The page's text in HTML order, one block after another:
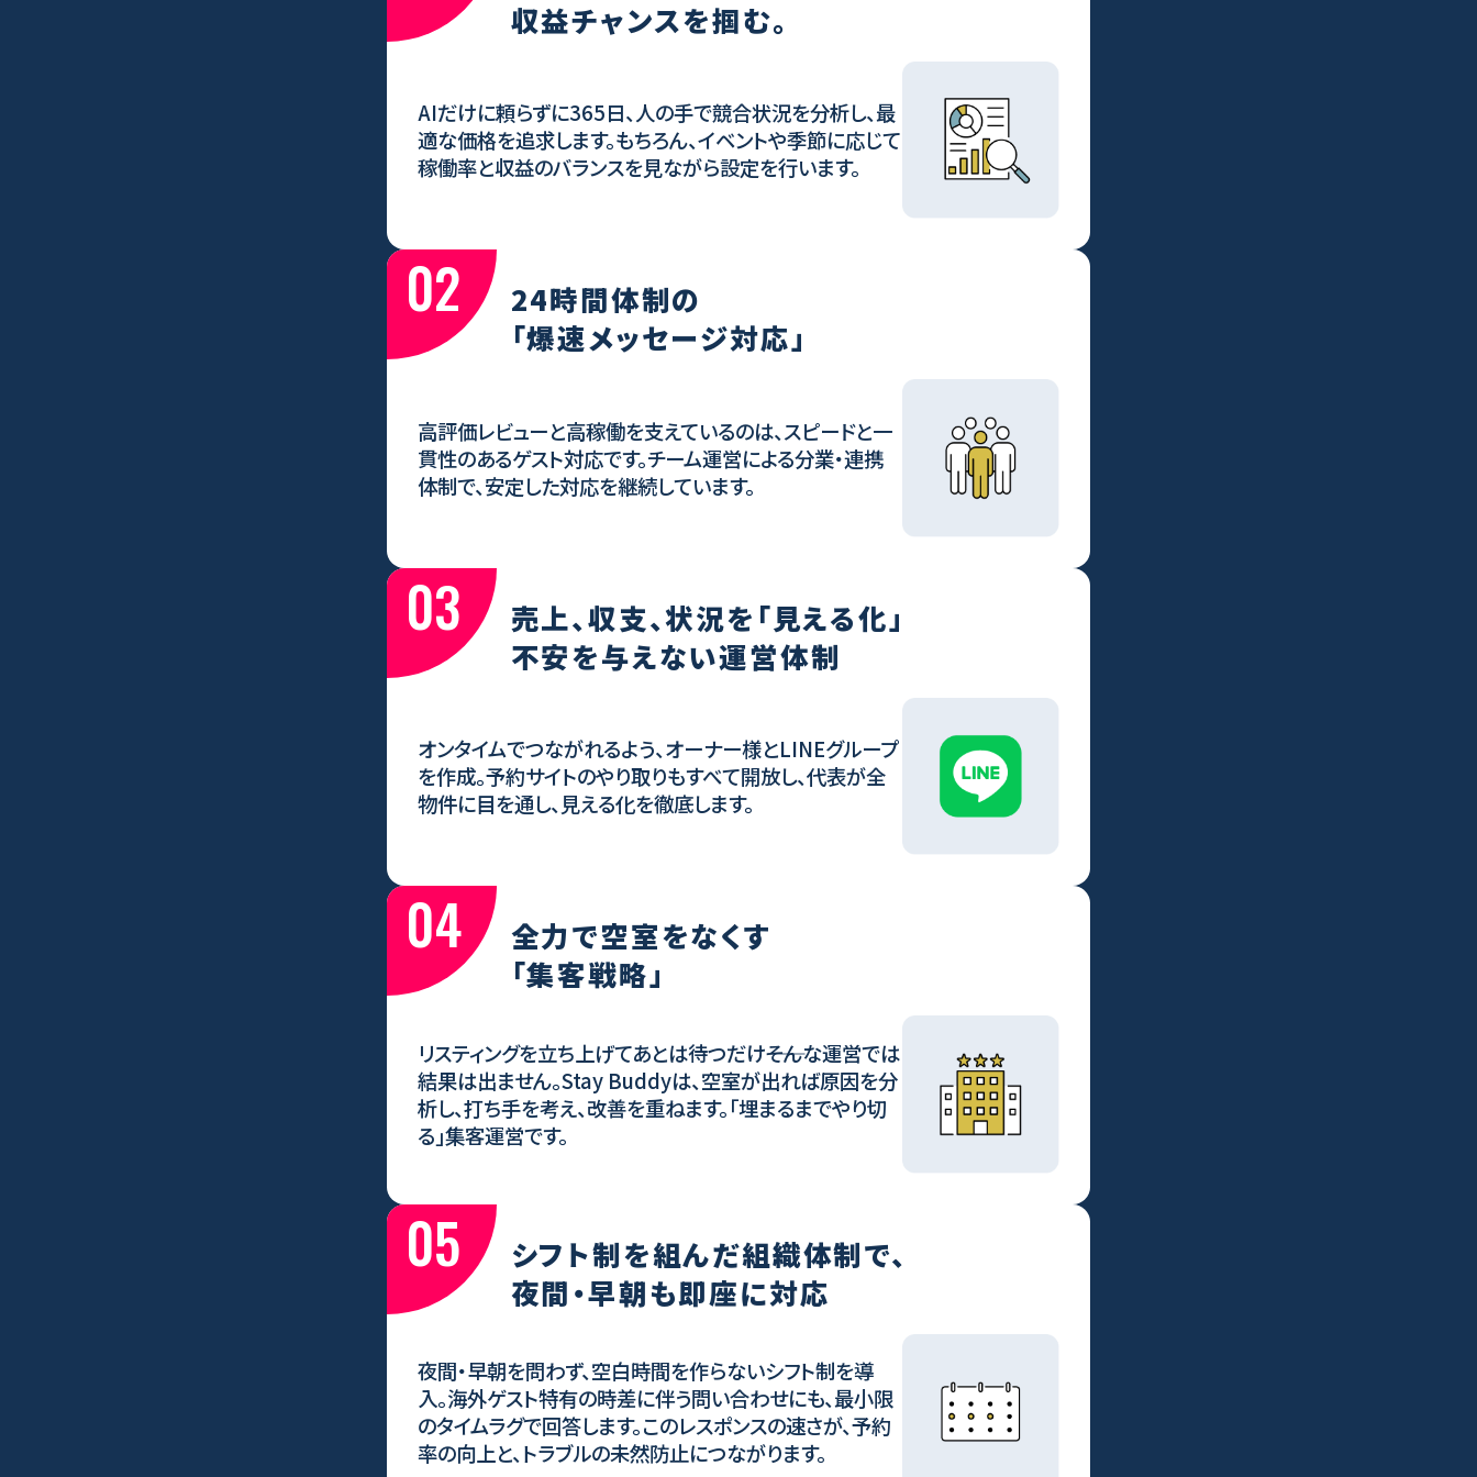
収益チャンスを掴む。
AIだけに頼らずに365日、人の手で競合状況を分析し、最
適な価格を追求します。もちろん、イベントや季節に応じて
稼働率と収益のバランスを見ながら設定を行います。
02
24時間体制の
「爆速メッセージ対応」
高評価レビューと高稼働を支えているのは、スピードと一
貫性のあるゲスト対応です。チーム運営による分業・連携
体制で、安定した対応を継続しています。
03
売上、収支、状況を「見える化」
不安を与えない運営体制
オンタイムでつながれるよう、オーナー様とLINEグループ
を作成。予約サイトのやり取りもすべて開放し、代表が全
物件に目を通し、見える化を徹底します。
04
全力で空室をなくす
「集客戦略」
リスティングを立ち上げてあとは待つだけ――そんな運営では
結果は出ません。Stay Buddyは、空室が出れば原因を分
析し、打ち手を考え、改善を重ねます。「埋まるまでやり切
る」集客運営です。
05
シフト制を組んだ組織体制で、
夜間・早朝も即座に対応
夜間・早朝を問わず、空白時間を作らないシフト制を導
入。海外ゲスト特有の時差に伴う問い合わせにも、最小限
のタイムラグで回答します。このレスポンスの速さが、予約
率の向上と、トラブルの未然防止につながります。